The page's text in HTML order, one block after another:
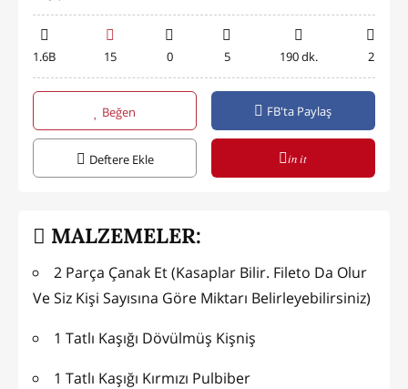
1.6B 15 0 5 190 dk. 2
Beğen FB'ta Paylaş
Deftere Ekle in it
MALZEMELER:
2 Parça Çanak Et (Kasaplar Bilir. Fileto Da Olur
Ve Siz Kişi Sayısına Göre Miktarı Belirleyebilirsiniz)
1 Tatlı Kaşığı Dövülmüş Kişniş
1 Tatlı Kaşığı Kırmızı Pulbiber